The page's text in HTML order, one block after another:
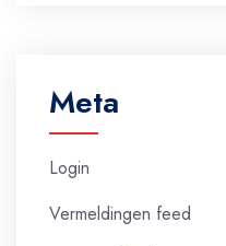
Meta
Login
Vermeldingen feed